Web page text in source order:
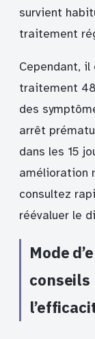
survient
traitement
Cependant,
traitement
des
arrêt
dans les 15
amélioration
consultez
réévaluer le
Mode
conseils